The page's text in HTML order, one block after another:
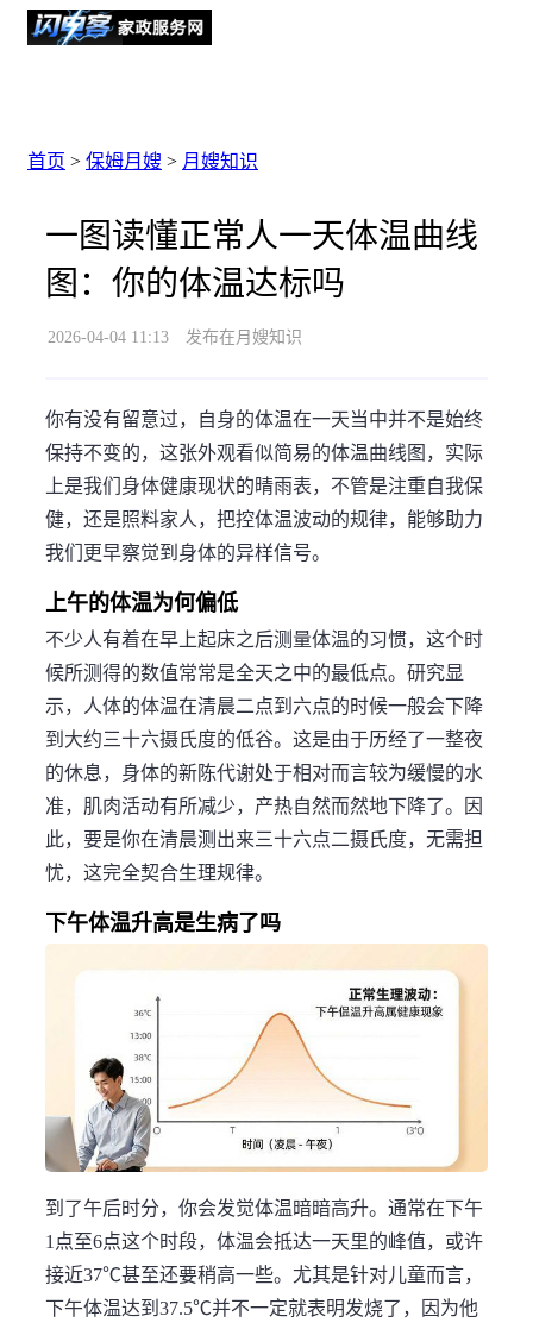
首页 > 保姆月嫂 > 月嫂知识
一图读懂正常人一天体温曲线
图：你的体温达标吗
2026-04-04 11:13 发布在月嫂知识
你有没有留意过，自身的体温在一天当中并不是始终
保持不变的，这张外观看似简易的体温曲线图，实际
上是我们身体健康现状的晴雨表，不管是注重自我保
健，还是照料家人，把控体温波动的规律，能够助力
我们更早察觉到身体的异样信号。
上午的体温为何偏低
不少人有着在早上起床之后测量体温的习惯，这个时
候所测得的数值常常是全天之中的最低点。研究显
示，人体的体温在清晨二点到六点的时候一般会下降
到大约三十六摄氏度的低谷。这是由于历经了一整夜
的休息，身体的新陈代谢处于相对而言较为缓慢的水
准，肌肉活动有所减少，产热自然而然地下降了。因
此，要是你在清晨测出来三十六点二摄氏度，无需担
忧，这完全契合生理规律。
下午体温升高是生病了吗
到了午后时分，你会发觉体温暗暗高升。通常在下午
1点至6点这个时段，体温会抵达一天里的峰值，或许
接近37℃甚至还要稍高一些。尤其是针对儿童而言，
下午体温达到37.5℃并不一定就表明发烧了，因为他